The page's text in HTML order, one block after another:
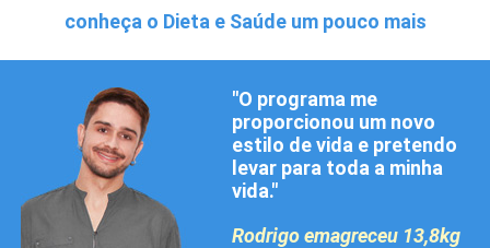
conheça o Dieta e Saúde um pouco mais
"O programa me
proporcionou um novo
estilo de vida e pretendo
levar para toda a minha
vida."
Rodrigo emagreceu 13,8kg